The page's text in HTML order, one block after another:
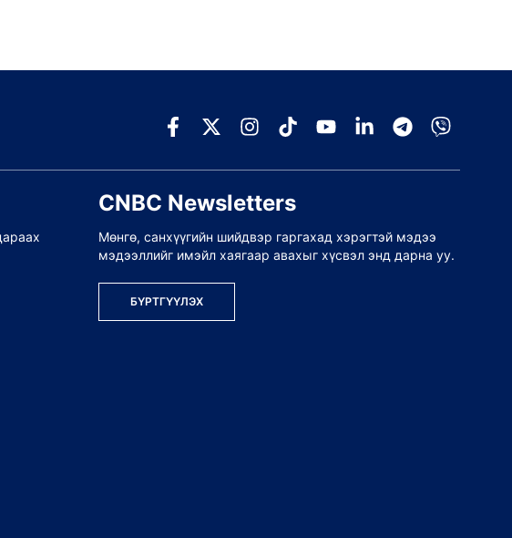
CNBC Newsletters
Мөнгө, санхүүгийн шийдвэр гаргахад хэрэгтэй мэдээ
мэдээллийг имэйл хаягаар авахыг хүсвэл энд дарна уу.
БҮРТГҮҮЛЭХ